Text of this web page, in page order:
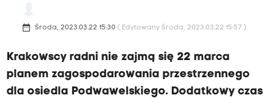
date_range Środa, 2023.03.22 15:30 ( Edytowany Środa, 2023.03.22 15:57 )
Krakowscy radni nie zajmą się 22 marca
planem zagospodarowania przestrzennego
dla osiedla Podwawelskiego. Dodatkowy czas